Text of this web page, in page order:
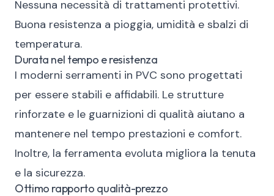
Nessuna necessità di trattamenti protettivi.
Buona resistenza a pioggia, umidità e sbalzi di
temperatura.
Durata nel tempo e resistenza
I moderni serramenti in PVC sono progettati
per essere stabili e affidabili. Le strutture
rinforzate e le guarnizioni di qualità aiutano a
mantenere nel tempo prestazioni e comfort.
Inoltre, la ferramenta evoluta migliora la tenuta
e la sicurezza.
Ottimo rapporto qualità-prezzo